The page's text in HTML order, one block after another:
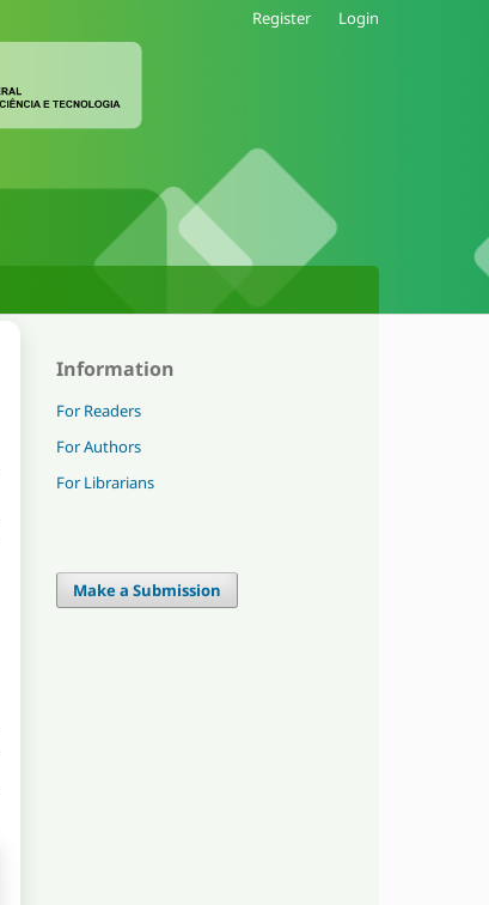
Register Login
Information
For Readers
For Authors
For Librarians
Make a Submission